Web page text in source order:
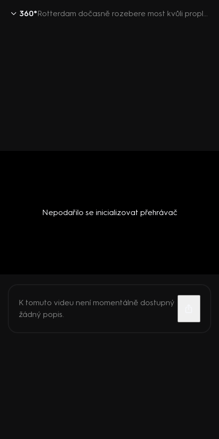
360° Rotterdam dočasně rozebere most kvůli proplutí Bezosovy jachty
Nepodařilo se inicializovat přehrávač
K tomuto videu není momentálně dostupný
žádný popis.